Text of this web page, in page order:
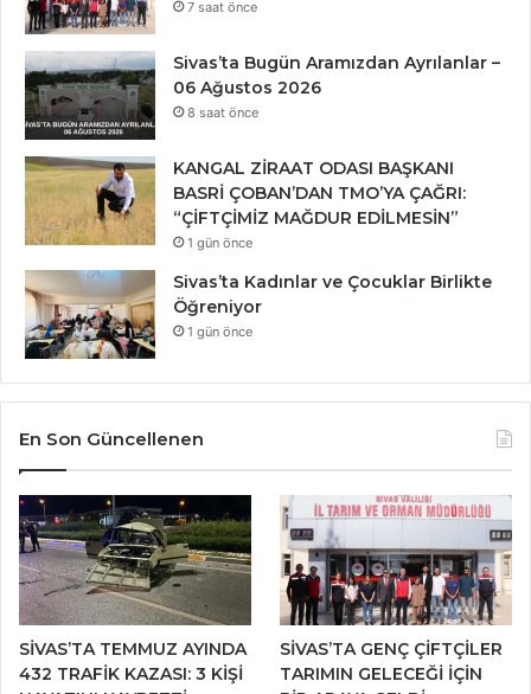
7 saat önce
Sivas’ta Bugün Aramızdan Ayrılanlar –
06 Ağustos 2026
8 saat önce
KANGAL ZİRAAT ODASI BAŞKANI
BASRİ ÇOBAN’DAN TMO’YA ÇAĞRI:
“ÇİFTÇİMİZ MAĞDUR EDİLMESİN”
1 gün önce
Sivas’ta Kadınlar ve Çocuklar Birlikte
Öğreniyor
1 gün önce
En Son Güncellenen
SİVAS’TA TEMMUZ AYINDA
432 TRAFİK KAZASI: 3 KİŞİ
SİVAS’TA GENÇ ÇİFTÇİLER
TARIMIN GELECEĞİ İÇİN